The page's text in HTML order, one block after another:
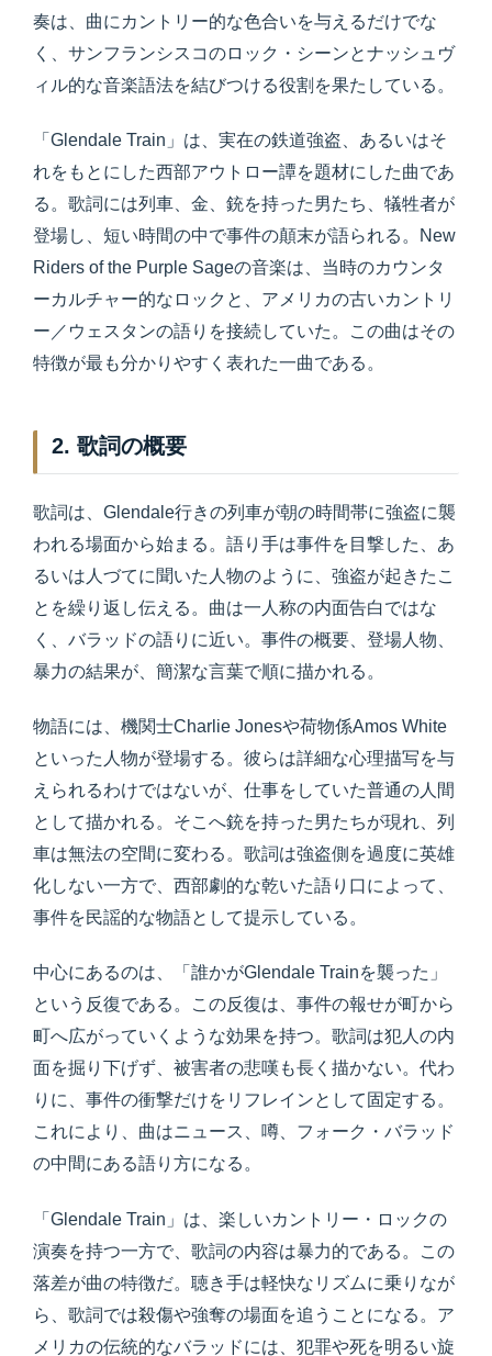
奏は、曲にカントリー的な色合いを与えるだけでな
く、サンフランシスコのロック・シーンとナッシュヴ
ィル的な音楽語法を結びつける役割を果たしている。
「Glendale Train」は、実在の鉄道強盗、あるいはそ
れをもとにした西部アウトロー譚を題材にした曲であ
る。歌詞には列車、金、銃を持った男たち、犠牲者が
登場し、短い時間の中で事件の顛末が語られる。New
Riders of the Purple Sageの音楽は、当時のカウンタ
ーカルチャー的なロックと、アメリカの古いカントリ
ー／ウェスタンの語りを接続していた。この曲はその
特徴が最も分かりやすく表れた一曲である。
2. 歌詞の概要
歌詞は、Glendale行きの列車が朝の時間帯に強盗に襲
われる場面から始まる。語り手は事件を目撃した、あ
るいは人づてに聞いた人物のように、強盗が起きたこ
とを繰り返し伝える。曲は一人称の内面告白ではな
く、バラッドの語りに近い。事件の概要、登場人物、
暴力の結果が、簡潔な言葉で順に描かれる。
物語には、機関士Charlie Jonesや荷物係Amos White
といった人物が登場する。彼らは詳細な心理描写を与
えられるわけではないが、仕事をしていた普通の人間
として描かれる。そこへ銃を持った男たちが現れ、列
車は無法の空間に変わる。歌詞は強盗側を過度に英雄
化しない一方で、西部劇的な乾いた語り口によって、
事件を民謡的な物語として提示している。
中心にあるのは、「誰かがGlendale Trainを襲った」
という反復である。この反復は、事件の報せが町から
町へ広がっていくような効果を持つ。歌詞は犯人の内
面を掘り下げず、被害者の悲嘆も長く描かない。代わ
りに、事件の衝撃だけをリフレインとして固定する。
これにより、曲はニュース、噂、フォーク・バラッド
の中間にある語り方になる。
「Glendale Train」は、楽しいカントリー・ロックの
演奏を持つ一方で、歌詞の内容は暴力的である。この
落差が曲の特徴だ。聴き手は軽快なリズムに乗りなが
ら、歌詞では殺傷や強奪の場面を追うことになる。ア
メリカの伝統的なバラッドには、犯罪や死を明るい旋